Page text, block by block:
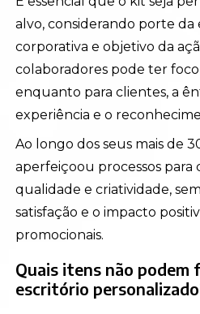
alvo, considerando porte
corporativa e objetivo da
colaboradores pode ter
enquanto para clientes, a
experiência e o
Ao longo dos seus mais de
aperfeiçoou processos
qualidade e criatividade,
satisfação e o impacto
promocionais.
Quais itens não
escritório